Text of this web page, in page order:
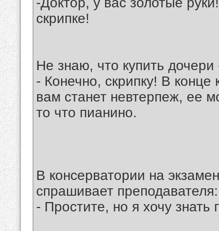
скрипке!
Не знаю, что купить
- Конечно, скрипку! В конце
вам станет невтерпеж, ее
то что пианино.
В консерватории на
спрашивает преподавателя:
- Простите, но я хочу знать